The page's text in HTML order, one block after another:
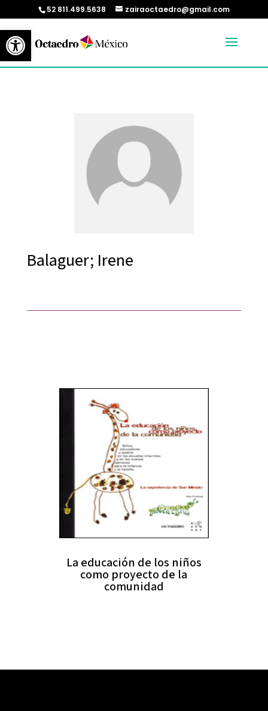
Abrir barra de herramientas
52 811.499.5638 zairaoctaedro@gmail.com
Balaguer; Irene
La educación de los niños
como proyecto de la
comunidad